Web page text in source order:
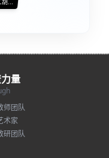
量
师团队
术家
研团队